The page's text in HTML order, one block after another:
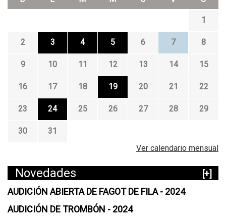
1
2 3 4 5 6 7 8
9 10 11 12 13 14 15
16 17 18 19 20 21 22
23 24 25 26 27 28 29
30
31
Ver calendario mensual
Novedades
[+]
AUDICIÓN ABIERTA DE FAGOT DE FILA - 2024
AUDICIÓN DE TROMBÓN - 2024